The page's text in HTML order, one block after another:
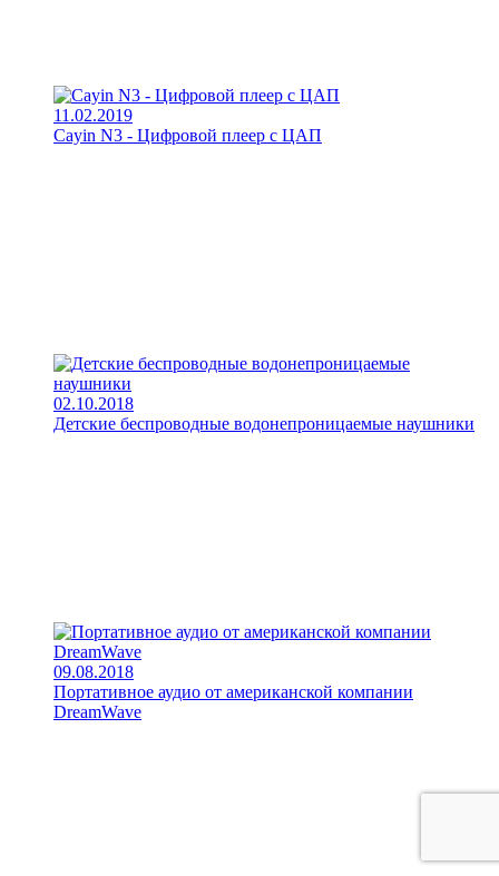
11.02.2019
Cayin N3 - Цифровой плеер с ЦАП
02.10.2018
Детские беспроводные водонепроницаемые наушники
09.08.2018
Портативное аудио от американской компании
DreamWave